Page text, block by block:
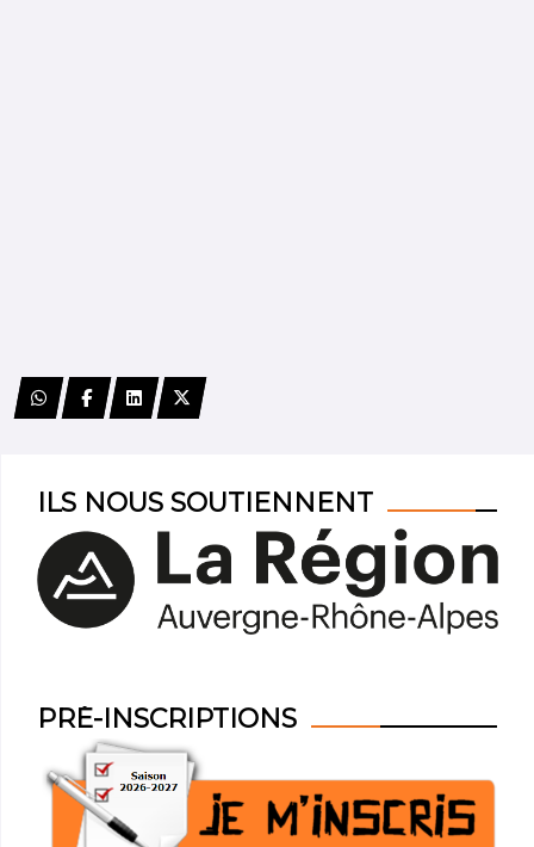
ILS NOUS SOUTIENNENT
PRÉ-INSCRIPTIONS